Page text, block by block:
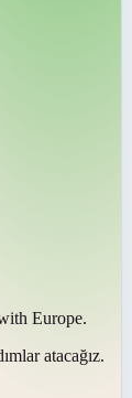
Europe.
atacağız.